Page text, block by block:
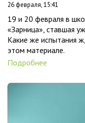
26 февраля, 15:41
19 и 20 февраля в
«Зарница», ставшая
Какие же испытания
этом материале.
Подробнее